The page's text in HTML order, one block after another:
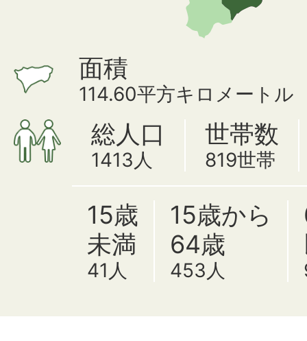
面積
114.60平方キロメートル
総人口
1413人
世帯数
819世帯
15歳
未満
41人
15歳から
64歳
453人